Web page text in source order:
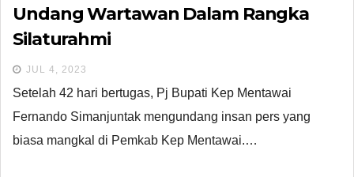
Undang Wartawan Dalam Rangka
Silaturahmi
JUL 4, 2023
Setelah 42 hari bertugas, Pj Bupati Kep Mentawai
Fernando Simanjuntak mengundang insan pers yang
biasa mangkal di Pemkab Kep Mentawai.…